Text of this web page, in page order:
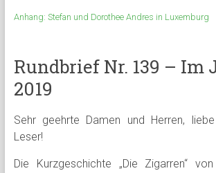
Anhang: Stefan und Dorothee Andres in Luxemburg
Rundbrief Nr. 139 – Im
2019
Sehr geehrte Damen und Herren,
Leser!
Die Kurzgeschichte „Die Zigarren“